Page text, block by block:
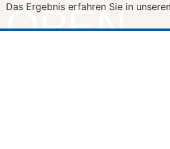
OPEN
Das Ergebnis erfahren Sie in